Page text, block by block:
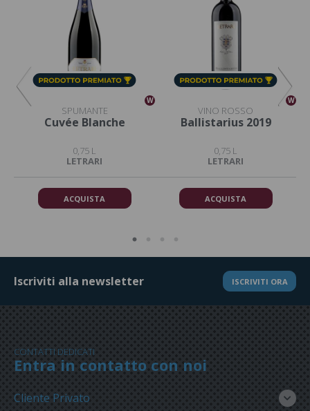
W
SPUMANTE
Cuvée Blanche
0,75 L
LETRARI
ACQUISTA
W
VINO ROSSO
Ballistarius 2019
0,75 L
LETRARI
ACQUISTA
Iscriviti alla newsletter ISCRIVITI ORA
CONTATTI DEDICATI
Entra in contatto con noi
Cliente Privato